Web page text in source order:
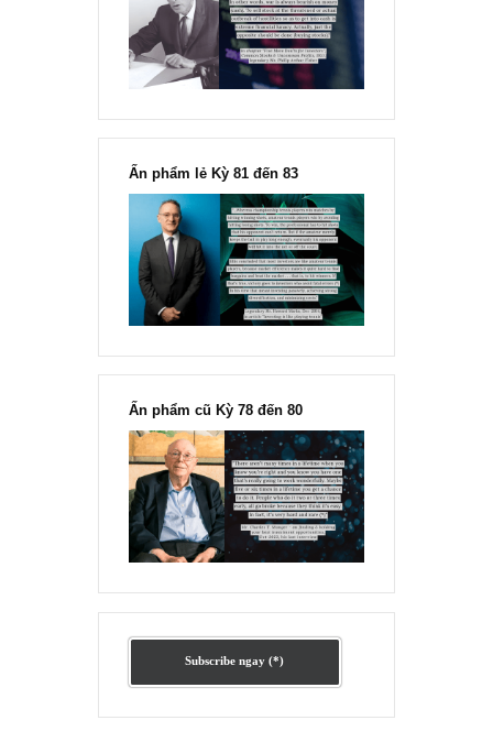
“Đừng sợ mua cổ phiếu dài hạn
chỉ vì chiến tranh”, ngài Philip
Fisher
Ấn phẩm lẻ Kỳ 81 đến 83
Ấn phẩm cũ Kỳ 78 đến 80